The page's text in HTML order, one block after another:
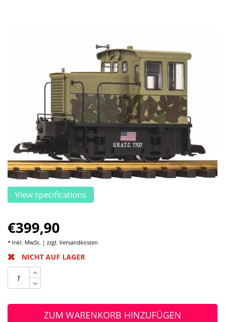
View specifications
€399,90
* Inkl. MwSt. | zzgl. Versandkosten
NICHT AUF LAGER
ZUM WARENKORB HINZUFÜGEN